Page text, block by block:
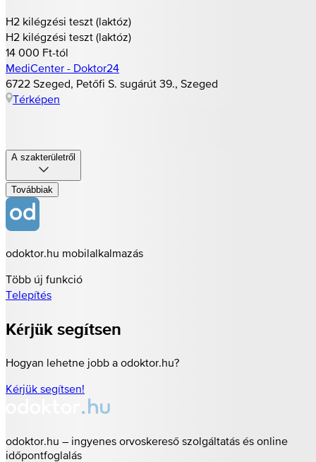
H2 kilégzési teszt (laktóz)
H2 kilégzési teszt (laktóz)
14 000 Ft-tól
MediCenter - Doktor24
6722 Szeged, Petőfi S. sugárút 39., Szeged
Térképen
A szakterületről
Továbbiak
odoktor.hu mobilalkalmazás
Több új funkció
Telepítés
Kérjük segítsen
Hogyan lehetne jobb a odoktor.hu?
Kérjük segítsen!
odoktor.hu – ingyenes orvoskereső szolgáltatás és online
időpontfoglalás